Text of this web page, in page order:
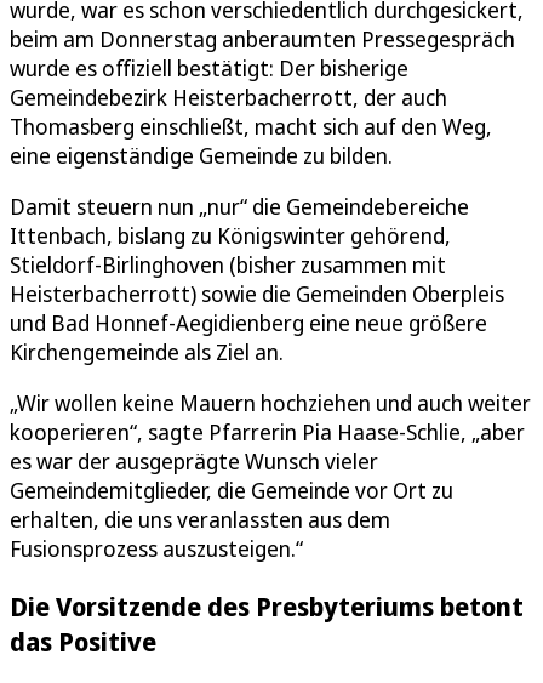
wurde, war es schon verschiedentlich durchgesickert,
beim am Donnerstag anberaumten Pressegespräch
wurde es offiziell bestätigt: Der bisherige
Gemeindebezirk Heisterbacherrott, der auch
Thomasberg einschließt, macht sich auf den Weg,
eine eigenständige Gemeinde zu bilden.
Damit steuern nun „nur“ die Gemeindebereiche
Ittenbach, bislang zu Königswinter gehörend,
Stieldorf-Birlinghoven (bisher zusammen mit
Heisterbacherrott) sowie die Gemeinden Oberpleis
und Bad Honnef-Aegidienberg eine neue größere
Kirchengemeinde als Ziel an.
„Wir wollen keine Mauern hochziehen und auch weiter
kooperieren“, sagte Pfarrerin Pia Haase-Schlie, „aber
es war der ausgeprägte Wunsch vieler
Gemeindemitglieder, die Gemeinde vor Ort zu
erhalten, die uns veranlassten aus dem
Fusionsprozess auszusteigen.“
Die Vorsitzende des Presbyteriums betont
das Positive